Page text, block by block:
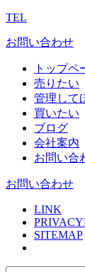
TEL
お問い合わせ
トップペ
売りたい
管理して
買いたい
ブログ
会社案内
お問い合
お問い合わせ
LINK
SITEMAP